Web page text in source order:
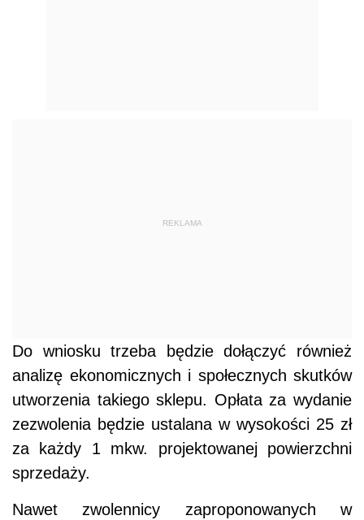
REKLAMA
Do wniosku trzeba będzie dołączyć również
analizę ekonomicznych i społecznych skutków
utworzenia takiego sklepu. Opłata za wydanie
zezwolenia będzie ustalana w wysokości 25 zł
za każdy 1 mkw. projektowanej powierzchni
sprzedaży.
Nawet zwolennicy zaproponowanych w